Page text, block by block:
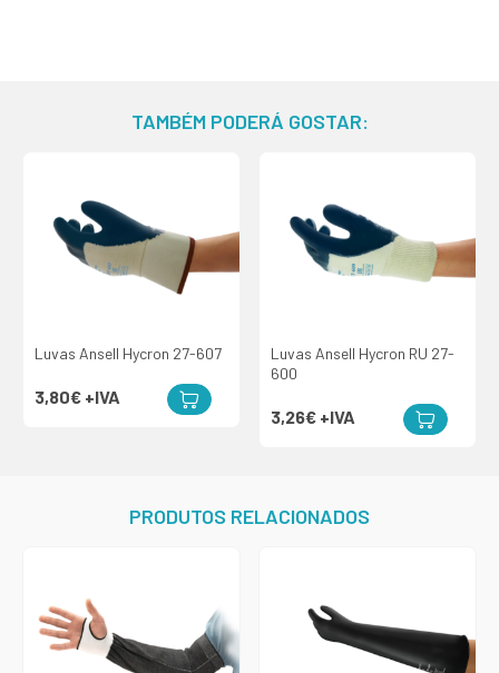
TAMBÉM PODERÁ GOSTAR:
Luvas Ansell Hycron 27-607
3,80€ +IVA
Luvas Ansell Hycron RU 27-
600
3,26€ +IVA
PRODUTOS RELACIONADOS